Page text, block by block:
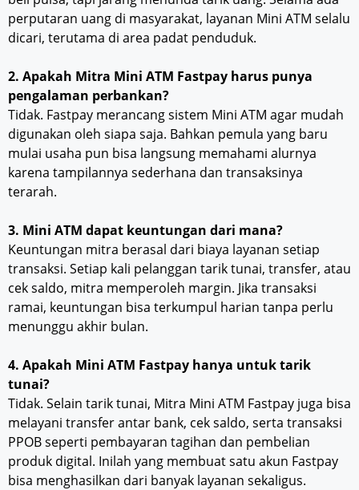
perputaran uang di masyarakat, layanan Mini ATM selalu
dicari, terutama di area padat penduduk.
2. Apakah Mitra Mini ATM Fastpay harus punya
pengalaman perbankan?
Tidak. Fastpay merancang sistem Mini ATM agar mudah
digunakan oleh siapa saja. Bahkan pemula yang baru
mulai usaha pun bisa langsung memahami alurnya
karena tampilannya sederhana dan transaksinya
terarah.
3. Mini ATM dapat keuntungan dari mana?
Keuntungan mitra berasal dari biaya layanan setiap
transaksi. Setiap kali pelanggan tarik tunai, transfer, atau
cek saldo, mitra memperoleh margin. Jika transaksi
ramai, keuntungan bisa terkumpul harian tanpa perlu
menunggu akhir bulan.
4. Apakah Mini ATM Fastpay hanya untuk tarik
tunai?
Tidak. Selain tarik tunai, Mitra Mini ATM Fastpay juga bisa
melayani transfer antar bank, cek saldo, serta transaksi
PPOB seperti pembayaran tagihan dan pembelian
produk digital. Inilah yang membuat satu akun Fastpay
bisa menghasilkan dari banyak layanan sekaligus.